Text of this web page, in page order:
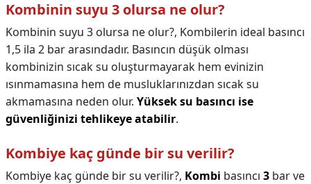
Kombinin suyu 3 olursa ne olur?
Kombinin suyu 3 olursa ne olur?, Kombilerin ideal basıncı
1,5 ila 2 bar arasındadır. Basıncın düşük olması
kombinizin sıcak su oluşturmayarak hem evinizin
ısınmamasına hem de musluklarınızdan sıcak su
akmamasına neden olur. Yüksek su basıncı ise
güvenliğinizi tehlikeye atabilir.
Kombiye kaç günde bir su verilir?
Kombiye kaç günde bir su verilir?, Kombi basıncı 3 bar ve